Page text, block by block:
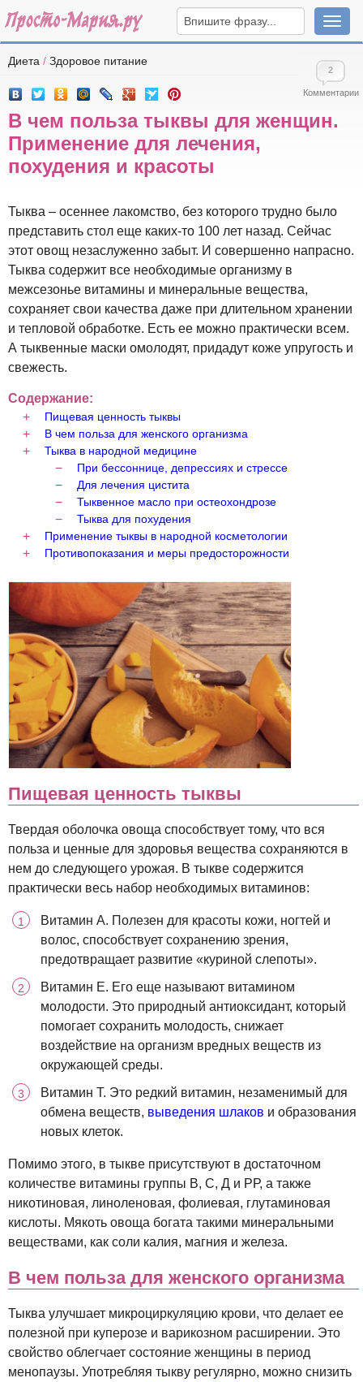
Диета / Здоровое питание
2
Комментарии
В чем польза тыквы для женщин.
Применение для лечения,
похудения и красоты
Тыква – осеннее лакомство, без которого трудно было
представить стол еще каких-то 100 лет назад. Сейчас
этот овощ незаслуженно забыт. И совершенно напрасно.
Тыква содержит все необходимые организму в
межсезонье витамины и минеральные вещества,
сохраняет свои качества даже при длительном хранении
и тепловой обработке. Есть ее можно практически всем.
А тыквенные маски омолодят, придадут коже упругость и
свежесть.
Содержание:
Пищевая ценность тыквы
В чем польза для женского организма
Тыква в народной медицине
При бессоннице, депрессиях и стрессе
Для лечения цистита
Тыквенное масло при остеохондрозе
Тыква для похудения
Применение тыквы в народной косметологии
Противопоказания и меры предосторожности
Пищевая ценность тыквы
Твердая оболочка овоща способствует тому, что вся
польза и ценные для здоровья вещества сохраняются в
нем до следующего урожая. В тыкве содержится
практически весь набор необходимых витаминов:
Витамин А. Полезен для красоты кожи, ногтей и
волос, способствует сохранению зрения,
предотвращает развитие «куриной слепоты».
Витамин Е. Его еще называют витамином
молодости. Это природный антиоксидант, который
помогает сохранить молодость, снижает
воздействие на организм вредных веществ из
окружающей среды.
Витамин Т. Это редкий витамин, незаменимый для
обмена веществ, выведения шлаков и образования
новых клеток.
Помимо этого, в тыкве присутствуют в достаточном
количестве витамины группы В, С, Д и РР, а также
никотиновая, линоленовая, фолиевая, глутаминовая
кислоты. Мякоть овоща богата такими минеральными
веществами, как соли калия, магния и железа.
В чем польза для женского организма
Тыква улучшает микроциркуляцию крови, что делает ее
полезной при куперозе и варикозном расширении. Это
свойство облегчает состояние женщины в период
менопаузы. Употребляя тыкву регулярно, можно снизить